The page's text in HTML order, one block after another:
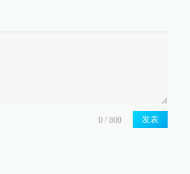
发表